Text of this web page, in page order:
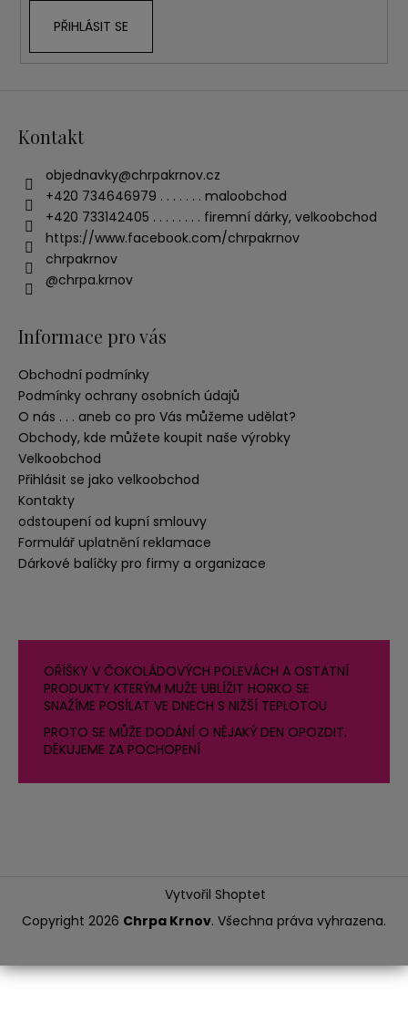
PŘIHLÁSIT SE
Kontakt
objednavky@chrpakrnov.cz
+420 734646979 . . . . . . . maloobchod
+420 733142405 . . . . . . . . firemní dárky, velkoobchod
https://www.facebook.com/chrpakrnov
chrpakrnov
@chrpa.krnov
Informace pro vás
Obchodní podmínky
Podmínky ochrany osobních údajů
O nás . . . aneb co pro Vás můžeme udělat?
Obchody, kde můžete koupit naše výrobky
Velkoobchod
Přihlásit se jako velkoobchod
Kontakty
odstoupení od kupní smlouvy
Formulář uplatnění reklamace
Dárkové balíčky pro firmy a organizace
OŘÍŠKY V ČOKOLÁDOVÝCH POLEVÁCH A OSTATNÍ
PRODUKTY KTERÝM MUŽE UBLÍŽIT HORKO SE
SNAŽÍME POSÍLAT VE DNECH S NIŽŠÍ TEPLOTOU
PROTO SE MŮŽE DODÁNÍ O NĚJAKÝ DEN OPOZDIT.
DĚKUJEME ZA POCHOPENÍ
Vytvořil Shoptet
Copyright 2026 Chrpa Krnov. Všechna práva vyhrazena.